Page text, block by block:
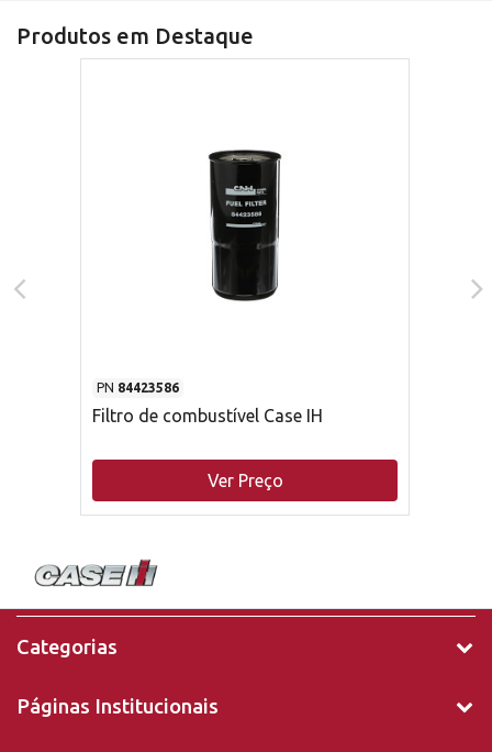
Produtos em Destaque
PN 84423586
Filtro de combustível Case IH
Ver Preço
Categorias
Páginas Institucionais